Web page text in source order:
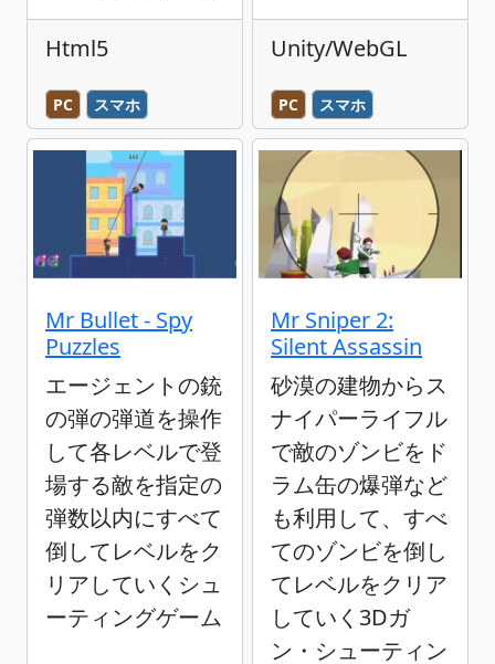
Html5
PC スマホ
Unity/WebGL
PC スマホ
Mr Bullet - Spy
Puzzles
エージェントの銃
の弾の弾道を操作
して各レベルで登
場する敵を指定の
弾数以内にすべて
倒してレベルをク
リアしていくシュ
ーティングゲーム
Mr Sniper 2:
Silent Assassin
砂漠の建物からス
ナイパーライフル
で敵のゾンビをド
ラム缶の爆弾など
も利用して、すべ
てのゾンビを倒し
てレベルをクリア
していく3Dガ
ン・シューティン